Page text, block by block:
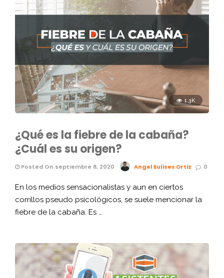
1.3K
¿Qué es la fiebre de la cabaña?
¿Cuál es su origen?
Posted On septiembre 8, 2020 Angel Eulises Ortiz 0
En los medios sensacionalistas y aun en ciertos
corrillos pseudo psicológicos, se suele mencionar la
fiebre de la cabaña. Es …